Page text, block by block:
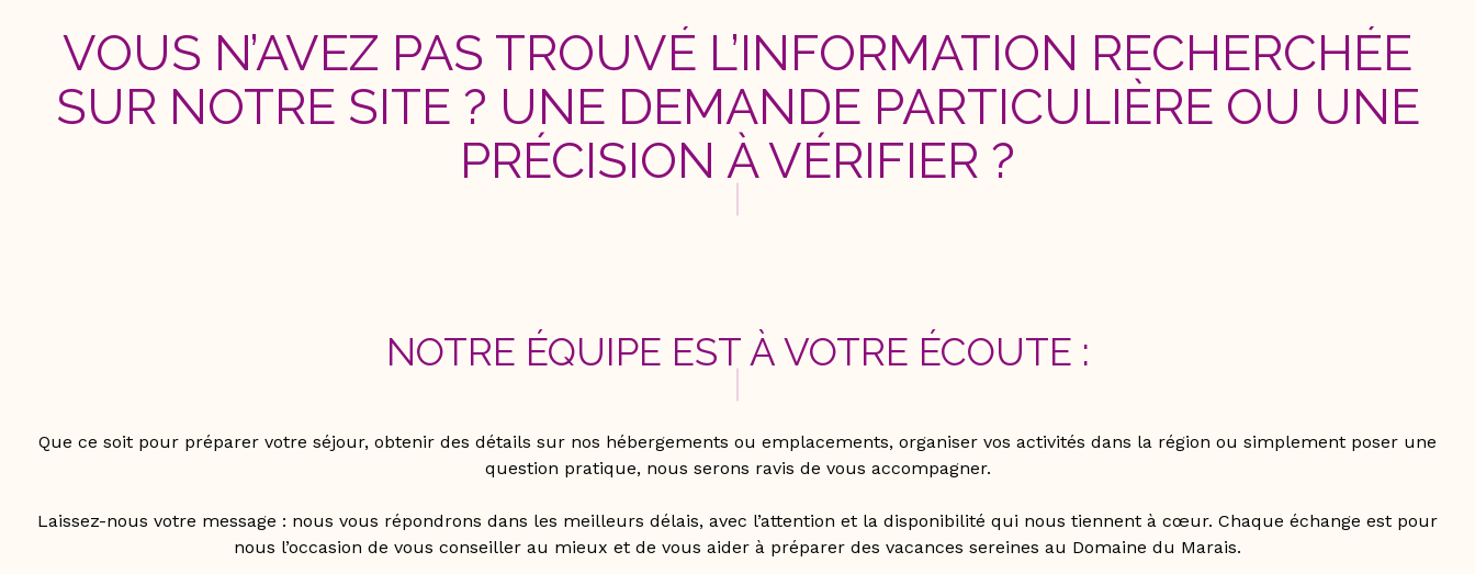
VOUS N’AVEZ PAS TROUVÉ L’INFORMATION RECHERCHÉE
SUR NOTRE SITE ? UNE DEMANDE PARTICULIÈRE OU UNE
PRÉCISION À VÉRIFIER ?
NOTRE ÉQUIPE EST À VOTRE ÉCOUTE :
Que ce soit pour préparer votre séjour, obtenir des détails sur nos hébergements ou emplacements, organiser vos activités dans la région ou simplement poser une
question pratique, nous serons ravis de vous accompagner.
Laissez-nous votre message : nous vous répondrons dans les meilleurs délais, avec l’attention et la disponibilité qui nous tiennent à cœur. Chaque échange est pour
nous l’occasion de vous conseiller au mieux et de vous aider à préparer des vacances sereines au Domaine du Marais.